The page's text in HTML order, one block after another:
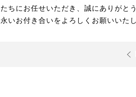
たちにお任せいただき、誠にありがと
永いお付き合いをよろしくお願いいた